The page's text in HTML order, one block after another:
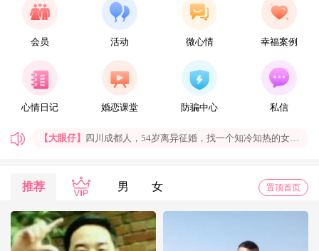
会员 活动 微心情 幸福案例
心情日记 婚恋课堂 防骗中心 私信
【大眼仔】
四川成都人，54岁离异征婚，找一个知冷知热的女人结婚过日子，非诚勿扰
【一米阳光】
上海征婚，找一位条件好点、能结婚的伴侣成家
【玉兰花】 山东济南本人，离异带一女儿，大龄男征婚，非诚勿扰。
【红玫】你再不来，我都老啦，个人诚征婚，限广西南宁
【乐园】 湖北蕲春离异大龄女征婚，找一个蕲春的、60岁上下的男士结婚，共同过日子，不诚勿扰
推荐 男 女 置顶首页